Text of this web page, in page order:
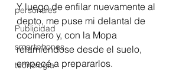
personales
Publicidad
smartphones
tecnología
Y luego de enfilar nuevamente al
depto, me puse mi delantal de
cocinero y, con la Mopa
relamiéndose desde el suelo,
empecé a prepararlos.